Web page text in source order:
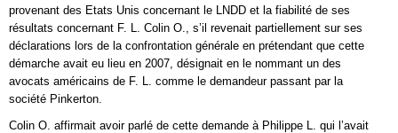
provenant des Etats Unis concernant le LNDD et la fiabilité de ses
résultats concernant F. L. Colin O., s’il revenait partiellement sur ses
déclarations lors de la confrontation générale en prétendant que cette
démarche avait eu lieu en 2007, désignait en le nommant un des
avocats américains de F. L. comme le demandeur passant par la
société Pinkerton.
Colin O. affirmait avoir parlé de cette demande à Philippe L. qui l’avait